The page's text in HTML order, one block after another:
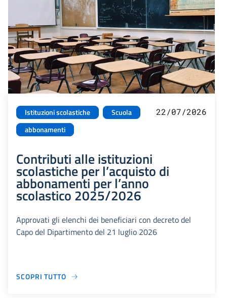
Istituzioni scolastiche
Scuola
abbonamenti
22/07/2026
Contributi alle istituzioni
scolastiche per l’acquisto di
abbonamenti per l’anno
scolastico 2025/2026
Approvati gli elenchi dei beneficiari con decreto del
Capo del Dipartimento del 21 luglio 2026
SCOPRI TUTTO